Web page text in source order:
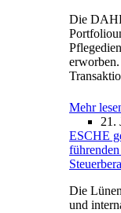
Die
Mehr
21.
ESCHE
Die
und